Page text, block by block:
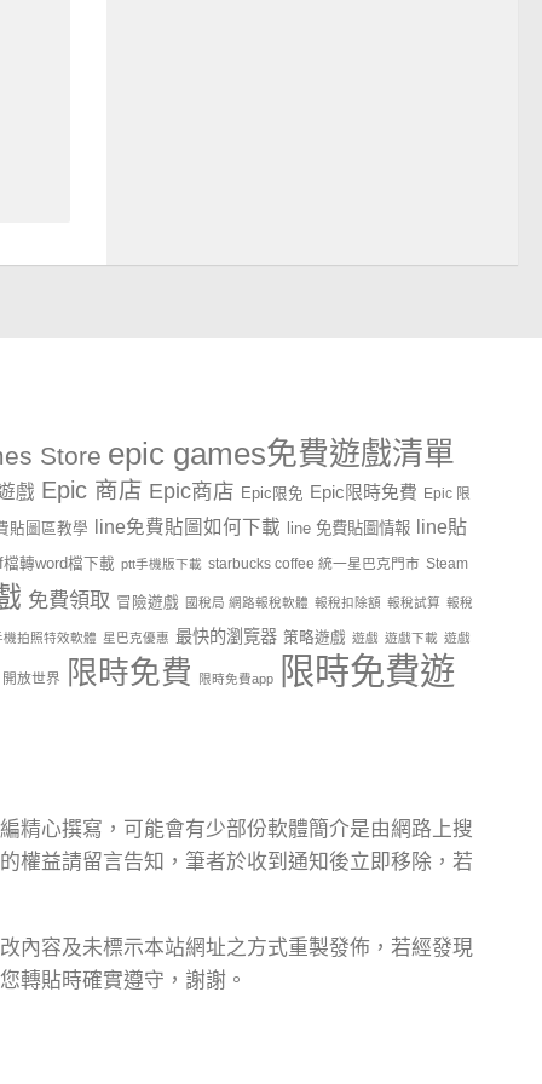
Store epic games免費遊戲清單
戲 Epic 商店 Epic商店 Epic限免 Epic限時免費 Epic 限
貼圖區教學 line免費貼圖如何下載 line 免費貼圖情報 line貼
檔轉word檔下載 ptt手機版下載 starbucks coffee 統一星巴克門市 Steam
免費領取 冒險遊戲 國稅局 網路報稅軟體 報稅扣除額 報稅試算 報稅
機拍照特效軟體 星巴克優惠 最快的瀏覽器 策略遊戲 遊戲 遊戲下載 遊戲
開放世界 限時免費 限時免費app 限時免費遊
精心撰寫，可能會有少部份軟體簡介是由網路上搜
權益請留言告知，筆者於收到通知後立即移除，若
內容及未標示本站網址之方式重製發佈，若經發現
轉貼時確實遵守，謝謝。